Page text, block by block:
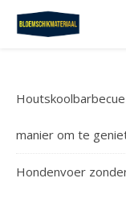
manier om te
Hondenvoer